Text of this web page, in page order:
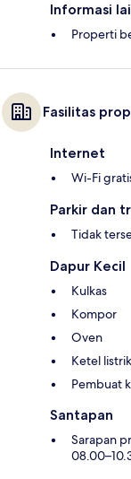
Informasi
Properti
Fasilitas
Internet
Wi-Fi
Parkir dan
Tidak
Dapur Kecil
Kulkas
Kompor
Oven
Ketel listrik
Pembuat
Santapan
Sarapan